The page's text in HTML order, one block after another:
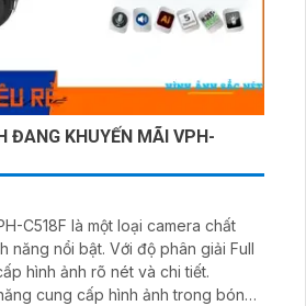
ĐANG KHUYẾN MÃI VPH-
C518F là một loại camera chất
Với độ phân giải Full
hình ảnh rõ nét và chi tiết.
cung cấp hình ảnh trong bóng